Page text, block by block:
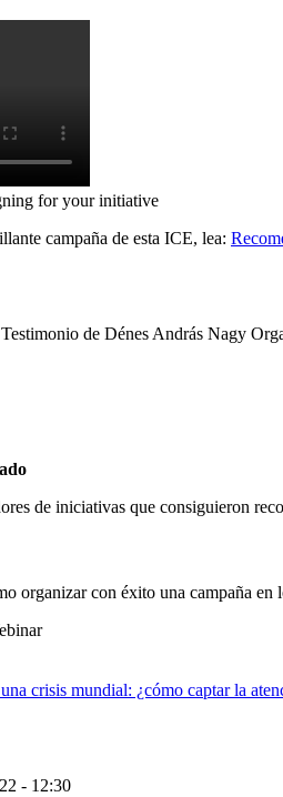
for your initiative
campaña de esta ICE, lea:
de Dénes András Nagy
de iniciativas que consiguieron
organizar con éxito una campaña
crisis mundial: ¿cómo captar la
- 12:30